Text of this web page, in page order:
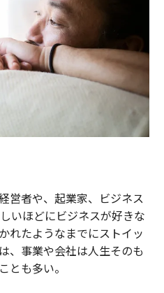
営者や、起業家、ビジネス
いほどにビジネスが好きな
れたようなまでにストイッ
、事業や会社は人生そのも
とも多い。